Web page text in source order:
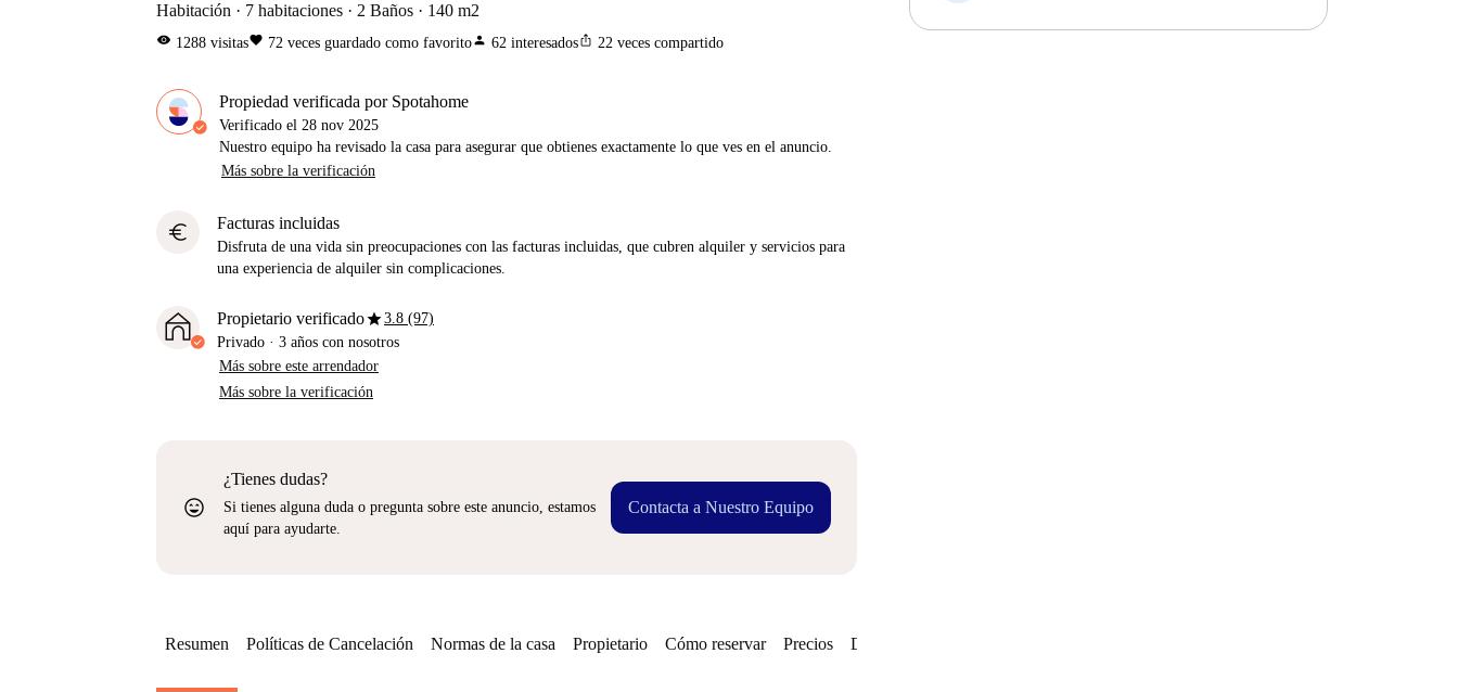
Habitación 7 habitaciones 2 Baños 140 m2
visibility 1288 visitasfavorite 72 veces guardado como favoritoperson 62 interesadosios_share 22 veces compartido
Propiedad verificada por Spotahome
Verificado el 28 nov 2025
Nuestro equipo ha revisado la casa para asegurar que obtienes exactamente lo que ves en el anuncio.
Más sobre la verificación
euro Facturas incluidas
Disfruta de una vida sin preocupaciones con las facturas incluidas, que cubren alquiler y servicios para
una experiencia de alquiler sin complicaciones.
Propietario verificadostar3.8 (97)
Privado · 3 años con nosotros
Más sobre este arrendador
Más sobre la verificación
sentiment_very_satisfied
¿Tienes dudas?
Si tienes alguna duda o pregunta sobre este anuncio, estamos
aquí para ayudarte.
Contacta a Nuestro Equipo
el hotel hasta que encuentres nueva casa o B) te hará
Resumen Políticas de Cancelación Normas de la casa Propietario Cómo reservar Precios Disponibilidades